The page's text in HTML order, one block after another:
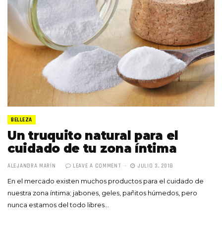
BELLEZA
Un truquito natural para el
cuidado de tu zona íntima
ALEJANDRA MARÍN LEAVE A COMMENT JULIO 3, 2018
En el mercado existen muchos productos para el cuidado de
nuestra zona íntima; jabones, geles, pañitos húmedos, pero
nunca estamos del todo libres…